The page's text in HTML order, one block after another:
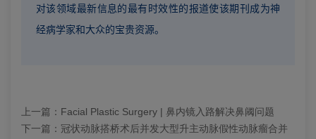
对该领域最新信息的最有时效性的报道使该期刊成为神
经病学家和大众的宝贵资源。
上一篇： Facial Plastic Surgery | 鼻内镜入路解决鼻阈问题
下一篇： 冠状动脉搭桥术后并发大型升主动脉假性动脉瘤合并